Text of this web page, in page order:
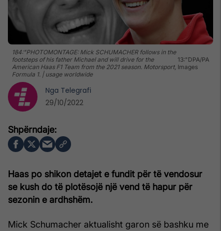
184:"PHOTOMONTAGE: Mick SCHUMACHER follows in the
footsteps of his father Michael and will drive for the
American Haas F1 Team from the 2021 season. Motorsport,
Formula 1. | usage worldwide
13:"DPA/PA
Images
Haas po shikon detajet e fundit për të vendosur
se kush do të plotësojë një vend të hapur për
sezonin e ardhshëm.
Mick Schumacher aktualisht garon së bashku me
Nga Telegrafi
29/10/2022